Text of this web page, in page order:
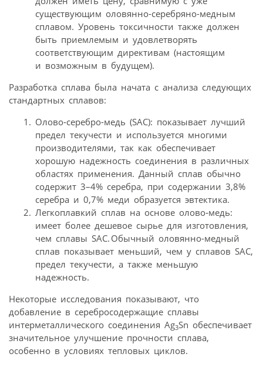
существующим оловянно-серебряно-медным
сплавом. Уровень токсичности также должен
быть приемлемым и удовлетворять
соответствующим директивам (настоящим
и возможным в будущем).
Разработка сплава была начата с анализа следующих
стандартных сплавов:
Олово‑серебро-медь (SAC): показывает лучший
предел текучести и используется многими
производителями, так как обеспечивает
хорошую надежность соединения в различных
областях применения. Данный сплав обычно
содержит 3–4% серебра, при содержании 3,8%
серебра и 0,7% меди образуется эвтектика.
Легкоплавкий сплав на основе олово‑медь:
имеет более дешевое сырье для изготовления,
чем сплавы SAC. Обычный оловянно-медный
сплав показывает меньший, чем у сплавов SAC,
предел текучести, а также меньшую
надежность.
Некоторые исследования показывают, что
добавление в серебросодержащие сплавы
интерметаллического соединения Ag3Sn обеспечивает
значительное улучшение прочности сплава,
особенно в условиях тепловых циклов.